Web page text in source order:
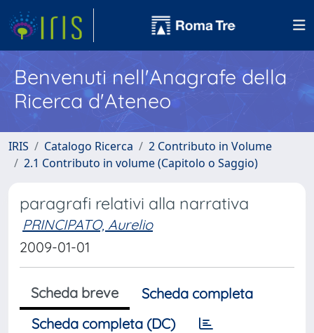
Benvenuti nell'Anagrafe della
Ricerca d'Ateneo
IRIS Catalogo Ricerca
2 Contributo in Volume
2.1 Contributo in volume (Capitolo o Saggio)
paragrafi relativi alla narrativa
PRINCIPATO, Aurelio
2009-01-01
Scheda breve
Scheda completa
Scheda completa (DC)